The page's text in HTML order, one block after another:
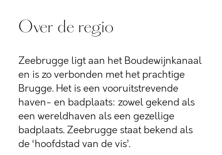
Over de regio
Zeebrugge ligt aan het Boudewijnkanaal
en is zo verbonden met het prachtige
Brugge. Het is een vooruitstrevende
haven- en badplaats: zowel gekend als
een wereldhaven als een gezellige
badplaats. Zeebrugge staat bekend als
de ‘hoofdstad van de vis’.